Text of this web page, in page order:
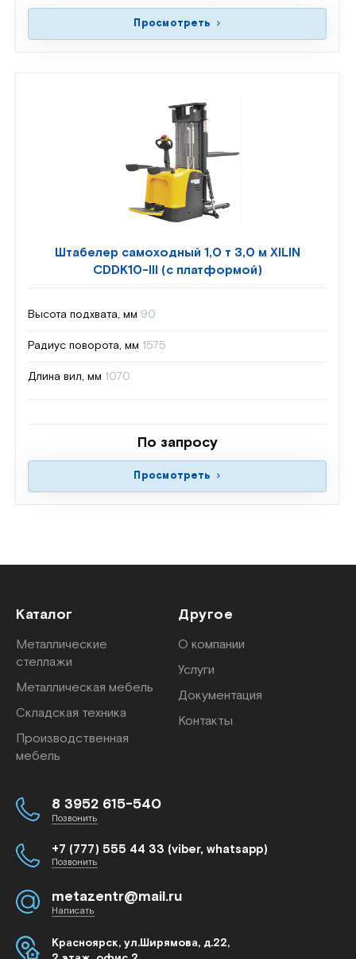
Просмотреть
Штабелер самоходный 1,0 т 3,0 м XILIN
CDDK10-III (с платформой)
Высота подхвата, мм 90
Радиус поворота, мм 1575
Длина вил, мм 1070
По запросу
Просмотреть
Каталог
Металлические
стеллажи
Металлическая мебель
Складская техника
Производственная
мебель
Другое
О компании
Услуги
Документация
Контакты
8 3952 615-540
Позвонить
+7 (777) 555 44 33 (viber, whatsapp)
Позвонить
metazentr@mail.ru
Написать
Красноярск, ул.Ширямова, д.22,